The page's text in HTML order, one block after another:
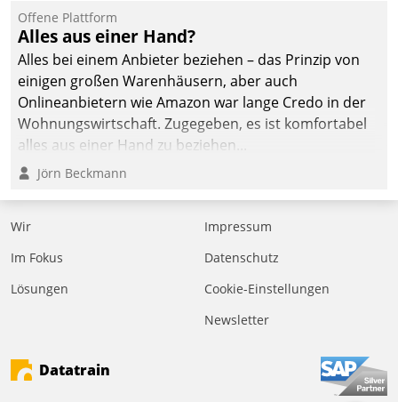
Offene Plattform
Alles aus einer Hand?
Alles bei einem Anbieter beziehen – das Prinzip von
einigen großen Warenhäusern, aber auch
Onlineanbietern wie Amazon war lange Credo in der
Wohnungswirtschaft. Zugegeben, es ist komfortabel
alles aus einer Hand zu beziehen...
Jörn Beckmann
Wir
Im Fokus
Lösungen
Impressum
Datenschutz
Cookie-Einstellungen
Newsletter
Datatrain